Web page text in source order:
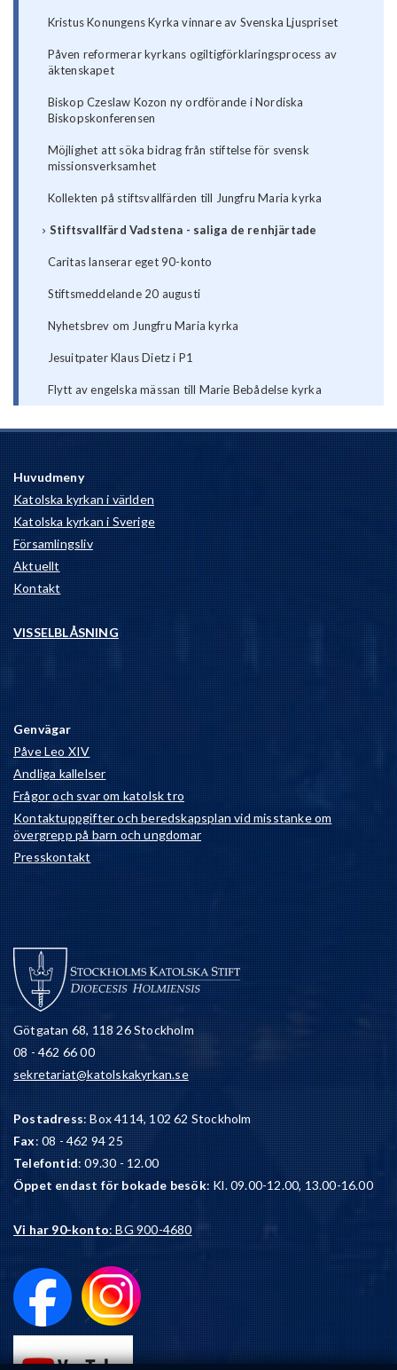
Kristus Konungens Kyrka vinnare av Svenska Ljuspriset
Påven reformerar kyrkans ogiltigförklaringsprocess av
äktenskapet
Biskop Czeslaw Kozon ny ordförande i Nordiska
Biskopskonferensen
Möjlighet att söka bidrag från stiftelse för svensk
missionsverksamhet
Kollekten på stiftsvallfärden till Jungfru Maria kyrka
Stiftsvallfärd Vadstena - saliga de renhjärtade
Caritas lanserar eget 90-konto
Stiftsmeddelande 20 augusti
Nyhetsbrev om Jungfru Maria kyrka
Jesuitpater Klaus Dietz i P1
Flytt av engelska mässan till Marie Bebådelse kyrka
Huvudmeny
Katolska kyrkan i världen
Katolska kyrkan i Sverige
Församlingsliv
Aktuellt
Kontakt
VISSELBLÅSNING
Genvägar
Påve Leo XIV
Andliga kallelser
Frågor och svar om katolsk tro
Kontaktuppgifter och beredskapsplan vid misstanke om
övergrepp på barn och ungdomar
Presskontakt
Götgatan 68, 118 26 Stockholm
08 - 462 66 00
sekretariat@katolskakyrkan.se
Postadress: Box 4114, 102 62 Stockholm
Fax: 08 - 462 94 25
Telefontid: 09.30 - 12.00
Öppet endast för bokade besök: Kl. 09.00-12.00, 13.00-16.00
Vi har 90-konto: BG 900-4680